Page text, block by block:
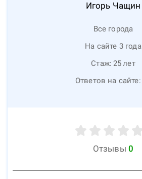
Игорь Чащин
Все города
На сайте 3 года
Стаж: 25лет
Ответов на сайте:
Отзывы 0